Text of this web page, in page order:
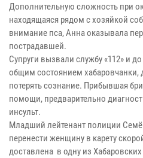
Дополнительную сложность при
находящаяся рядом с хозяйкой
внимание пса, Анна оказывала
пострадавшей.
Супруги вызвали службу «112» и
общим состоянием хабаровчанки,
потерять сознание. Прибывшая
помощи, предварительно
инсульт.
Младший лейтенант полиции
перенести женщину в карету
доставлена в одну из